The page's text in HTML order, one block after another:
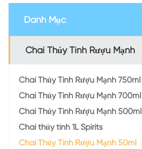
Danh Mục
Chai Thủy Tinh Rượu Mạnh
Chai Thủy Tinh Rượu Mạnh 750ml
Chai Thủy Tinh Rượu Mạnh 700ml
Chai Thủy Tinh Rượu Mạnh 500ml
Chai thủy tinh 1L Spirits
Chai Thủy Tinh Rượu Mạnh 50ml